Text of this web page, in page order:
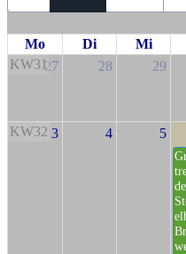
Mo Di Mi
KW3127 28 29
KW32 3 4 5